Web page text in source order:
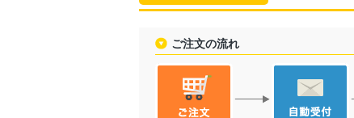
ご注文の流れ